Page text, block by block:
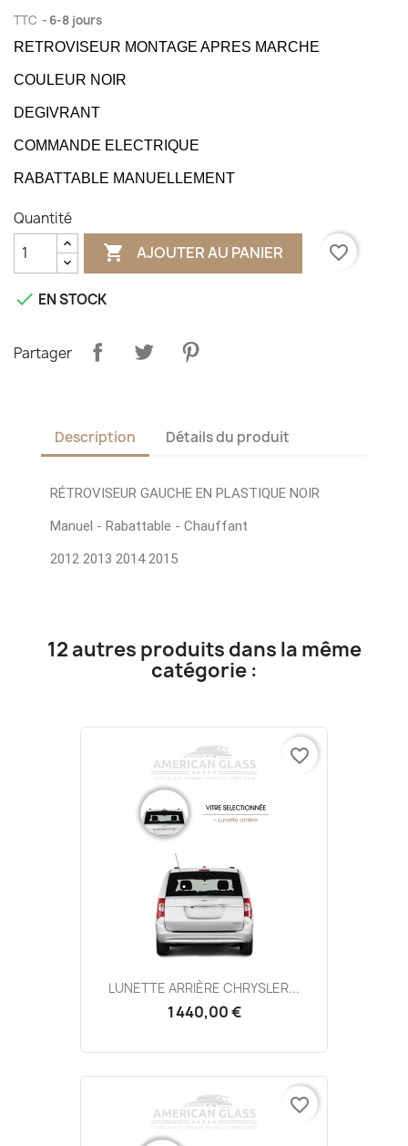
TTC 6-8 jours
RETROVISEUR MONTAGE APRES MARCHE
COULEUR NOIR
DEGIVRANT
COMMANDE ELECTRIQUE
RABATTABLE MANUELLEMENT
Quantité
 AJOUTER AU PANIER favorite_border
 EN STOCK
Partager
Description Détails du produit
RÉTROVISEUR GAUCHE EN PLASTIQUE NOIR
Manuel - Rabattable - Chauffant
2012 2013 2014 2015
12 autres produits dans la même
catégorie :
LUNETTE ARRIÈRE CHRYSLER...
1 440,00 €
favorite_border
favorite_border